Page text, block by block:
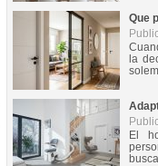
Que
la
El